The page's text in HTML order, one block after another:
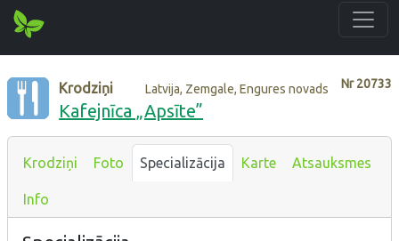
Nr20733
Krodziņi Latvija, Zemgale, Engures novads
Kafejnīca „Apsīte”
Krodziņi Foto Specializācija Karte Atsauksmes
Info